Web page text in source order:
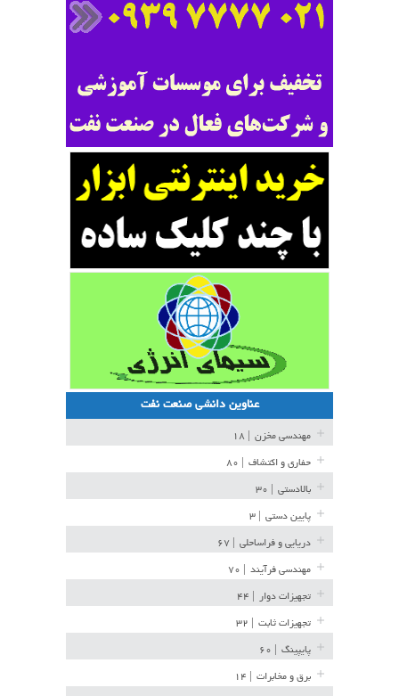
عناوین دانشی صنعت نفت
مهندسی مخزن
حفاری و اکتشاف
بالادستی
پایین دستی
دریایی و فراساحلی
مهندسی فرآیند
تجهیزات دوار
تجهیزات ثابت
پایپینگ
برق و مخابرات